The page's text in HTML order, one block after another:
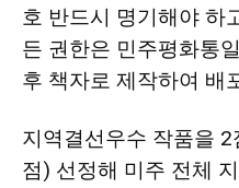
호 반드시 명기해야 하
든 권한은 민주평화통
후 책자로 제작하여 배
지역 결선우수 작품을 2
점) 선정해 미주 전체